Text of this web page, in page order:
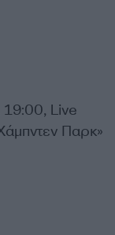
Live
Παρκ»